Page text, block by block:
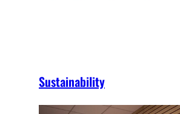
Sustainability